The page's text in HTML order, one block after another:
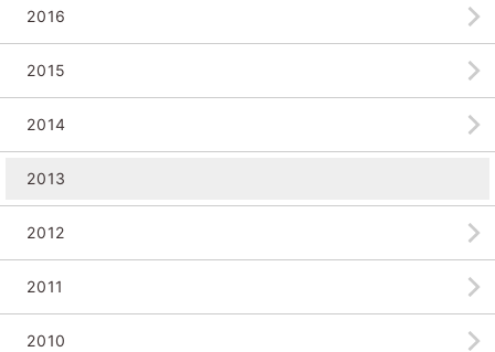
2016
2015
2014
2013
2012
2011
2010